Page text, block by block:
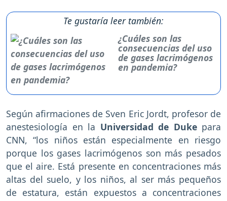
Te gustaría leer también:
¿Cuáles son las
consecuencias del uso
de gases lacrimógenos
en pandemia?
Según afirmaciones de Sven Eric Jordt, profesor de
anestesiología en la Universidad de Dukepara
CNN, “los niños están especialmente en riesgo
porque los gases lacrimógenos son más pesados
que el aire. Está presente en concentraciones más
altas del suelo, y los niños, al ser más pequeños
de estatura, están expuestos a concentraciones